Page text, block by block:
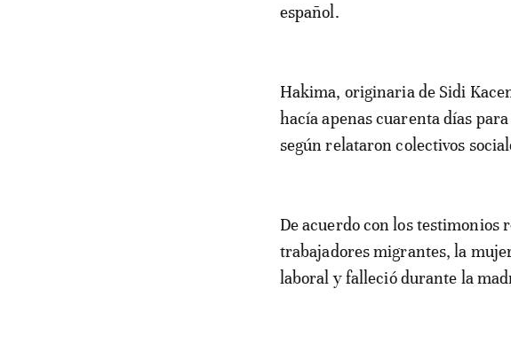
español.
Hakima, originaria de Sidi
hacía apenas cuarenta días
según relataron colectivos
De acuerdo con los testimonios
trabajadores migrantes, la
laboral y falleció durante la